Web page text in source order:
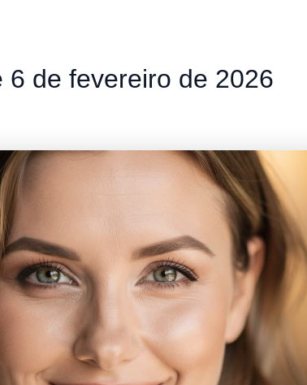
6 de fevereiro de 2026